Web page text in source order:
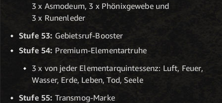
3 x Asmodeum, 3 x Phönixgewebe und
3 x Runenleder
Stufe 53: Gebietsruf-Booster
Stufe 54: Premium-Elementartruhe
3 x von jeder Elementarquintessenz: Luft, Feuer,
Wasser, Erde, Leben, Tod, Seele
Stufe 55: Transmog-Marke